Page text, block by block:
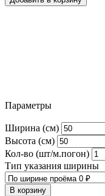
Параметры
Ширина (см)
Высота (см)
Кол-во (шт/м.погон)
Тип указания ширины
В корзину